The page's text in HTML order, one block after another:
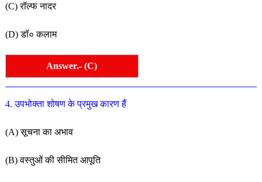
(C) रॉल्फ नादर
(D) डॉ० कलाम
Answer.- (C)
4. उपभोक्ता शोषण के प्रमुख कारण हैं
(A) सूचना का अभाव
(B) वस्तुओं की सीमित आपूति